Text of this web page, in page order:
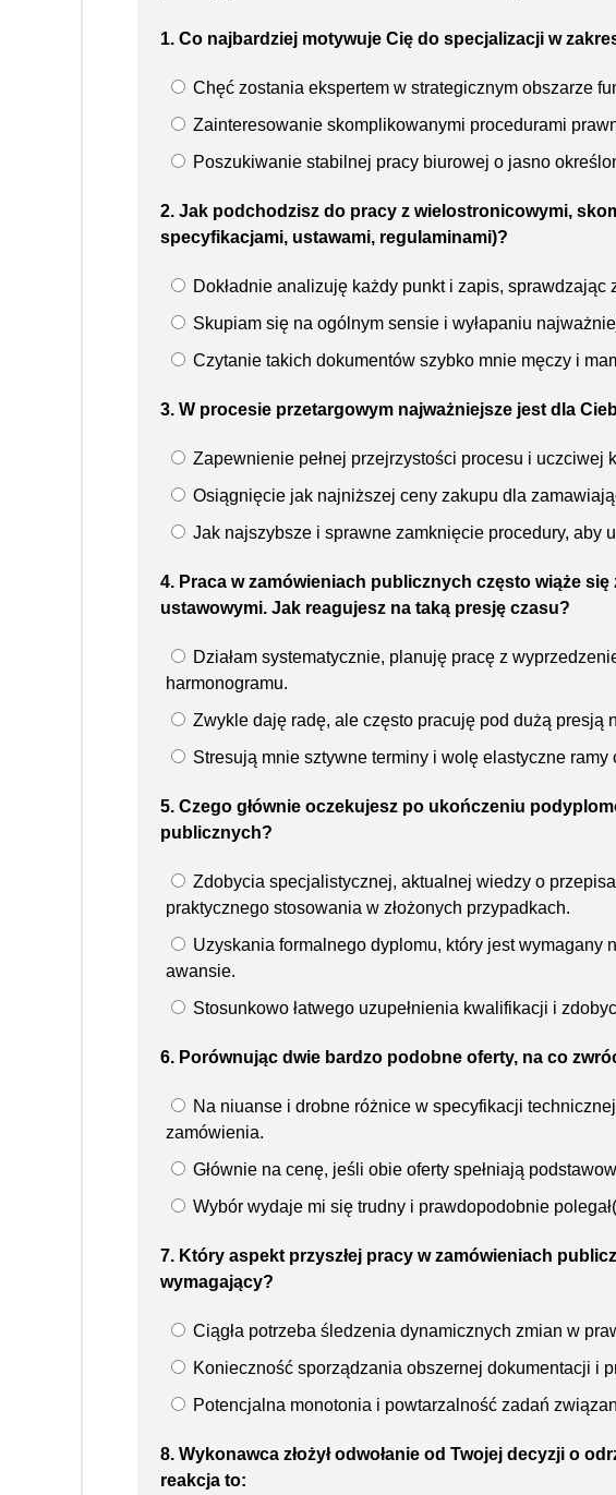
1. Co najbardziej motywuje Cię do specjalizacji w
Chęć zostania ekspertem w strategicznym obszarze
Zainteresowanie skomplikowanymi procedurami
Poszukiwanie stabilnej pracy biurowej o jasno
2. Jak podchodzisz do pracy z wielostronicowymi,
specyfikacjami, ustawami, regulaminami)?
Dokładnie analizuję każdy punkt i zapis, sprawdzając
Skupiam się na ogólnym sensie i wyłapaniu
Czytanie takich dokumentów szybko mnie męczy i
3. W procesie przetargowym najważniejsze jest dla
Zapewnienie pełnej przejrzystości procesu i uczciwej
Osiągnięcie jak najniższej ceny zakupu dla
Jak najszybsze i sprawne zamknięcie procedury, aby
4. Praca w zamówieniach publicznych często wiąże
ustawowymi. Jak reagujesz na taką presję czasu?
Działam systematycznie, planuję pracę z
harmonogramu.
Zwykle daję radę, ale często pracuję pod dużą presją
Stresują mnie sztywne terminy i wolę elastyczne
5. Czego głównie oczekujesz po ukończeniu
publicznych?
Zdobycia specjalistycznej, aktualnej wiedzy o
praktycznego stosowania w złożonych przypadkach.
Uzyskania formalnego dyplomu, który jest wymagany
awansie.
Stosunkowo łatwego uzupełnienia kwalifikacji i
6. Porównując dwie bardzo podobne oferty, na co
Na niuanse i drobne różnice w specyfikacji
zamówienia.
Głównie na cenę, jeśli obie oferty spełniają
Wybór wydaje mi się trudny i prawdopodobnie
7. Który aspekt przyszłej pracy w zamówieniach
wymagający?
Ciągła potrzeba śledzenia dynamicznych zmian w
Konieczność sporządzania obszernej dokumentacji i
Potencjalna monotonia i powtarzalność zadań
8. Wykonawca złożył odwołanie od Twojej decyzji o
reakcja to: